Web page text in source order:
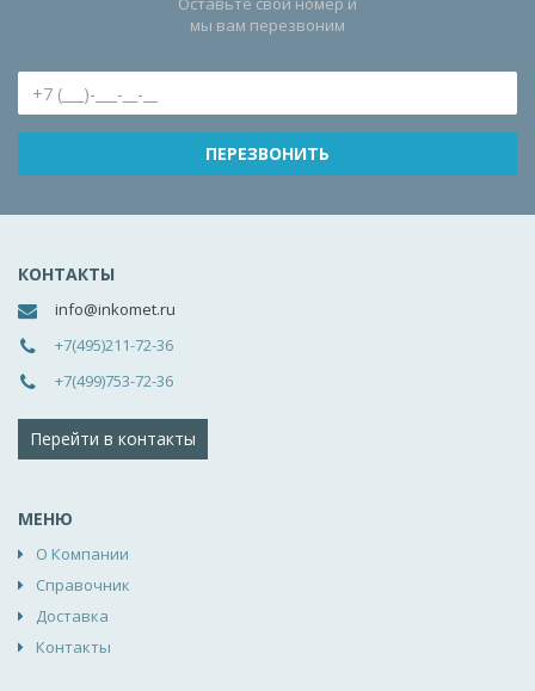
мы вам перезвоним
КОНТАКТЫ
info@inkomet.ru
+7(495)211-72-36
+7(499)753-72-36
Перейти в контакты
МЕНЮ
О Компании
Справочник
Доставка
Контакты